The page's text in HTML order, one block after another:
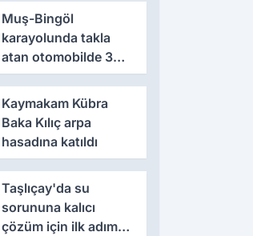
Muş-Bingöl
karayolunda takla
atan otomobilde 3
kişi yaralandı
Kaymakam Kübra
Baka Kılıç arpa
hasadına katıldı
Taşlıçay'da su
sorununa kalıcı
çözüm için ilk adım